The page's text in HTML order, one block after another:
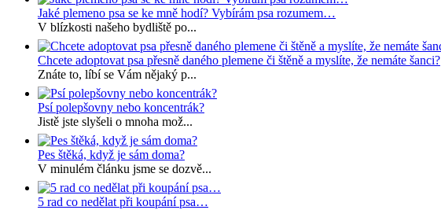
Jaké plemeno psa se ke mně hodí? Vybírám psa rozumem…
V blízkosti našeho bydliště po...
Chcete adoptovat psa přesně daného plemene či štěně a myslíte, že nemáte šanci?
Znáte to, líbí se Vám nějaký p...
Psí polepšovny nebo koncentrák?
Jistě jste slyšeli o mnoha mož...
Pes štěká, když je sám doma?
V minulém článku jsme se dozvě...
5 rad co nedělat při koupání psa…